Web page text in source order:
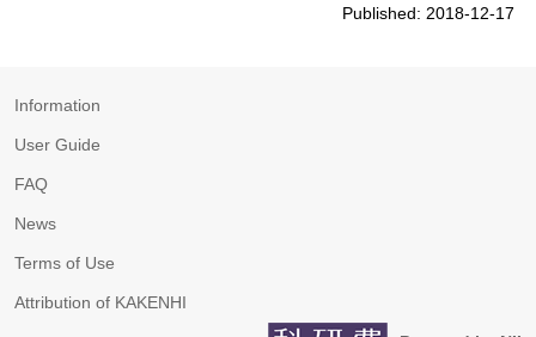
Published: 2018-12-17
Information
User Guide
FAQ
News
Terms of Use
Attribution of KAKENHI